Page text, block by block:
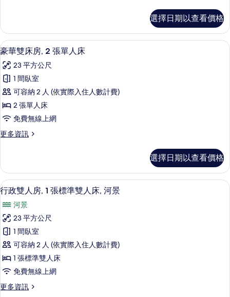
大
雙
人
床
的
所
有
相
片
客
房,
1
特
大
人
床
的
詳
情
選擇日期以查看價格
顯
示
豪
華
雙
床
房,
2
單
人
床
的
所
有
相
片
豪華雙床房, 2 張單人床 | 埃及棉床單
4
豪華雙床房, 2 張單人床
23 平方公尺
1 間臥室
可容納 2 人 (依實際入住人數計費)
2 張單人床
免費無線上網
更多資訊
更
雙
床
房,
2
張
單
人
床
的
詳
情
選擇日期以查看價格
顯
示
行
政
雙
人
房,
張
行政雙人房, 1 張標準雙人床, 河景 |
7
行政雙人房, 1 張標準雙人床, 河景
河景
23 平方公尺
1 間臥室
可容納 2 人 (依實際入住人數計費)
1 張標準雙人床
免費無線上網
更多資訊
更